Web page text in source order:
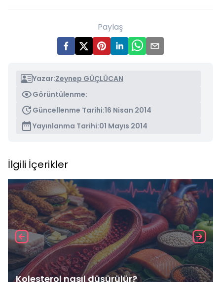
Paylaş
Yazar:Zeynep GÜÇLÜCAN
Görüntülenme:
Güncellenme Tarihi:16 Nisan 2014
Yayınlanma Tarihi:01 Mayıs 2014
İlgili İçerikler
Kolesterol nasıl düşürülür?